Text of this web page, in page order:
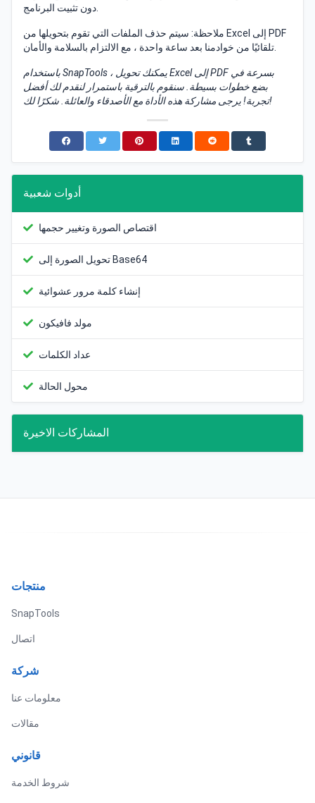
ملاحظة: سيتم حذف الملفات التي تقوم بتحويلها من Excel إلى PDF
باستخدام SnapTools ، يمكنك تحويل Excel إلى PDF بسرعة في
بضع خطوات بسيطة. سنقوم بالترقية باستمرار لنقدم لك أفضل
تجربة! يرجى مشاركة هذه الأداة مع الأصدقاء والعائلة. شكرًا لك!
أدوات شعبية
اقتصاص الصورة وتغيير حجمها
تحويل الصورة إلى Base64
إنشاء كلمة مرور عشوائية
مولد فافيكون
عداد الكلمات
محول الحالة
المشاركات الاخيرة
منتجات
SnapTools
اتصال
شركة
معلومات عنا
مقالات
قانوني
شروط الخدمة